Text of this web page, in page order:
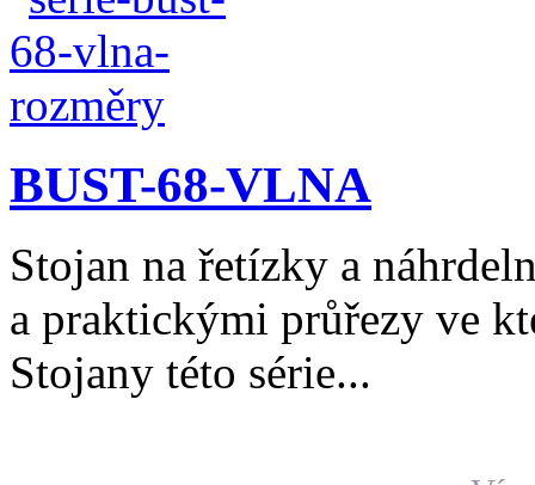
BUST-68-VLNA
Stojan na řetízky a
a praktickými průřezy ve
Stojany této série...